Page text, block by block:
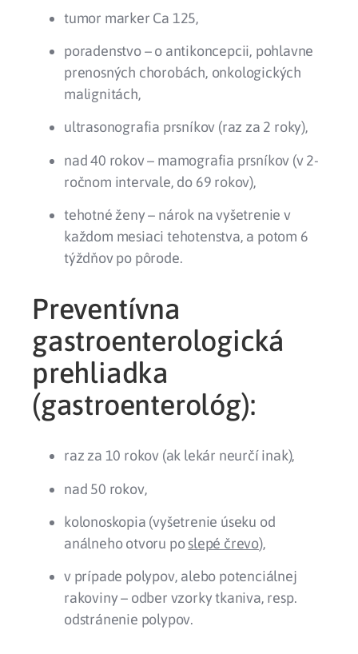
tumor marker Ca 125,
poradenstvo – o antikoncepcii, pohlavne
prenosných chorobách, onkologických
malignitách,
ultrasonografia prsníkov (raz za 2 roky),
nad 40 rokov – mamografia prsníkov (v 2-
ročnom intervale, do 69 rokov),
tehotné ženy – nárok na vyšetrenie v
každom mesiaci tehotenstva, a potom 6
týždňov po pôrode.
Preventívna
gastroenterologická
prehliadka
(gastroenterológ):
raz za 10 rokov (ak lekár neurčí inak),
nad 50 rokov,
kolonoskopia (vyšetrenie úseku od
análneho otvoru poslepé črevo),
v prípade polypov, alebo potenciálnej
rakoviny – odber vzorky tkaniva, resp.
odstránenie polypov.